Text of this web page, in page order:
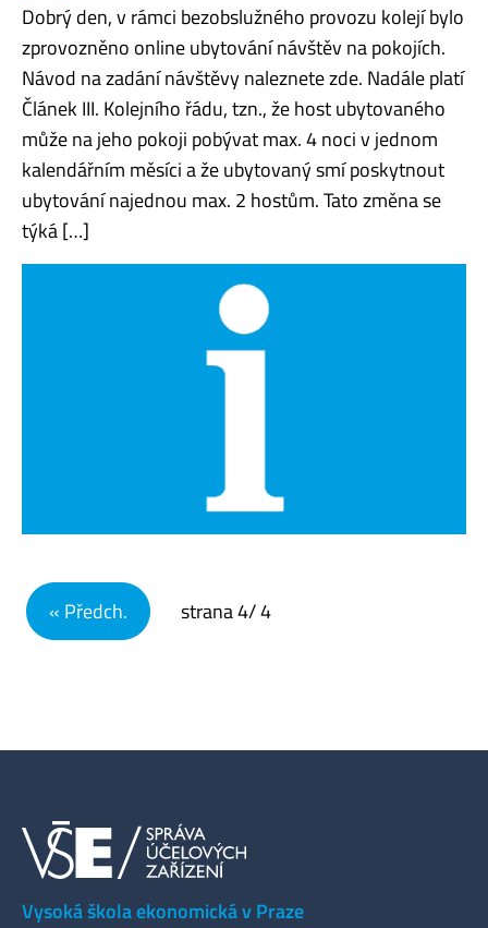
Dobrý den, v rámci bezobslužného provozu kolejí bylo
zprovozněno online ubytování návštěv na pokojích.
Návod na zadání návštěvy naleznete zde. Nadále platí
Článek III. Kolejního řádu, tzn., že host ubytovaného
může na jeho pokoji pobývat max. 4 noci v jednom
kalendářním měsíci a že ubytovaný smí poskytnout
ubytování najednou max. 2 hostům. Tato změna se
týká […]
Navigace pro příspěvky
« Předch. strana4/ 4
Vysoká škola ekonomická v Praze